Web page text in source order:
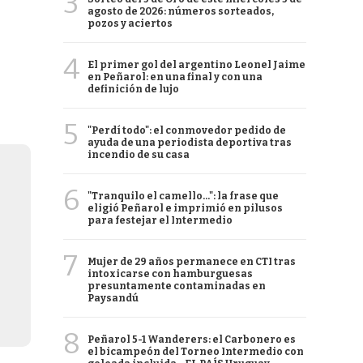
agosto de 2026: números sorteados,
pozos y aciertos
4
El primer gol del argentino Leonel Jaime
en Peñarol: en una final y con una
definición de lujo
5
"Perdí todo": el conmovedor pedido de
ayuda de una periodista deportiva tras
incendio de su casa
6
"Tranquilo el camello...": la frase que
eligió Peñarol e imprimió en pilusos
para festejar el Intermedio
7
Mujer de 29 años permanece en CTI tras
intoxicarse con hamburguesas
presuntamente contaminadas en
Paysandú
8
Peñarol 5-1 Wanderers: el Carbonero es
el bicampeón del Torneo Intermedio con